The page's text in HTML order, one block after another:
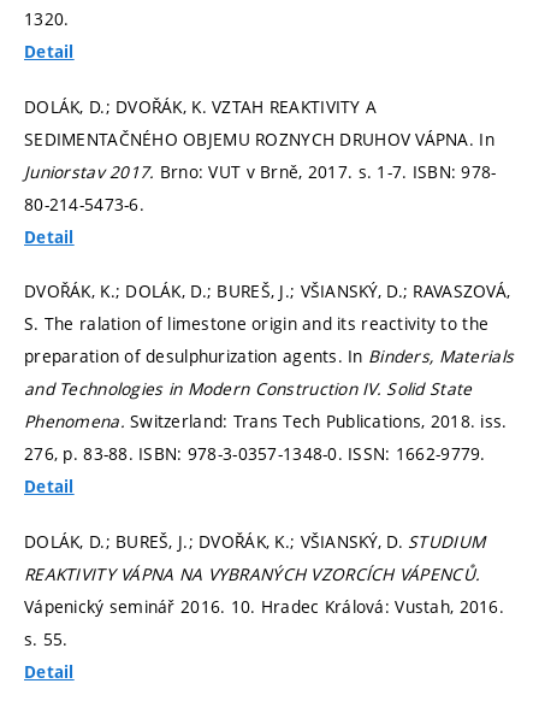
1320.
Detail
DOLÁK, D.; DVOŘÁK, K. VZTAH REAKTIVITY A
SEDIMENTAČNÉHO OBJEMU ROZNYCH DRUHOV VÁPNA. In
Juniorstav 2017. Brno: VUT v Brně, 2017. s. 1-7. ISBN: 978-
80-214-5473-6.
Detail
DVOŘÁK, K.; DOLÁK, D.; BUREŠ, J.; VŠIANSKÝ, D.; RAVASZOVÁ,
S. The ralation of limestone origin and its reactivity to the
preparation of desulphurization agents. In Binders, Materials
and Technologies in Modern Construction IV. Solid State
Phenomena.Switzerland: Trans Tech Publications, 2018. iss.
276, p. 83-88. ISBN: 978-3-0357-1348-0. ISSN: 1662-9779.
Detail
DOLÁK, D.; BUREŠ, J.; DVOŘÁK, K.; VŠIANSKÝ, D. STUDIUM
REAKTIVITY VÁPNA NA VYBRANÝCH VZORCÍCH VÁPENCŮ.
Vápenický seminář 2016. 10. Hradec Králová: Vustah, 2016.
s. 55.
Detail